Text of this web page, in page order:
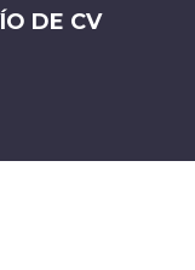
DE CV